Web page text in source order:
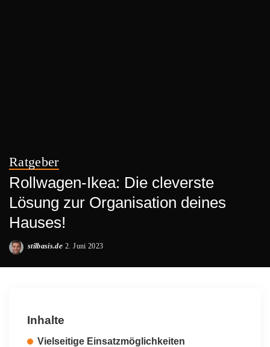
Ratgeber
Rollwagen-Ikea: Die cleverste
Lösung zur Organisation deines
Hauses!
Posted
stilbasis.de 2. Juni 2023
Inhalte
Vielseitige Einsatzmöglichkeiten